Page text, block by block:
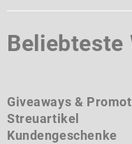
Beliebteste
Giveaways &
Streuartikel
Kundengeschenke